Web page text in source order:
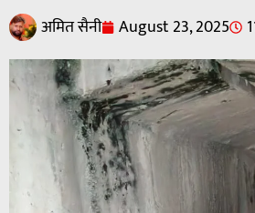
अमित सैनी August 23, 2025